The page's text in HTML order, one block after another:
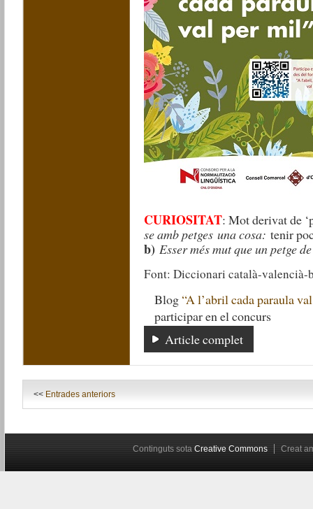
CURIOSITAT: Mot derivat de
se amb petges una cosa: tenir
b) Esser més mut que un petge
Font: Diccionari català-valencià-
Blog“A l’abril cada paraula
participar en el concurs
Article complet
<< Entrades anteriors
Continguts sota Creative Commons Creat